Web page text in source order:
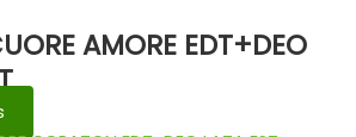
AMORE EDT+DEO